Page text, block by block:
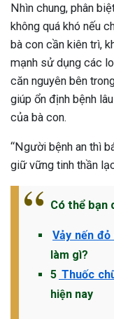
Nhìn chung, phân
không quá khó nếu
bà con cần kiên trì,
mạnh sử dụng các
căn nguyên bên
giúp ổn định bệnh
của bà con.
“Người bệnh an thì
giữ vững tinh thần
Có thể bạn
Vảy nến
làm gì?
5 Thuốc
hiện nay